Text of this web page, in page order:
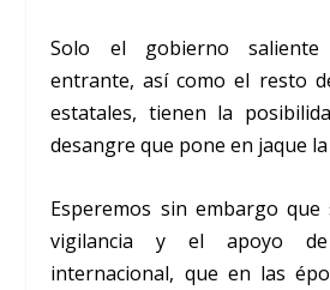
Solo el gobierno
entrante, así como el resto
estatales, tienen la
desangre que pone en jaque
Esperemos sin embargo
vigilancia y el apoyo
internacional, que en las